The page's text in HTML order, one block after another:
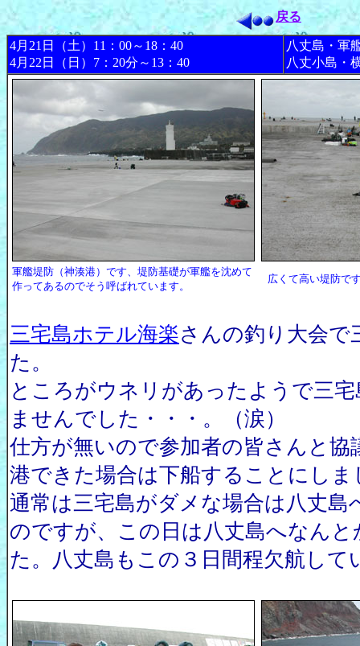
戻る
4月21日（土）11：00～18：40
4月22日（日）7：20分～13：40
八丈島・軍
八丈小島・
軍艦堤防（神湊港）です、堤防基礎が軍艦を沈めて
作ってあるのでそう呼ばれています。
広くて高い堤防で
三宅島ホテル海楽さんの釣り大会で
た。
ところがウネリがあったようで三
ませんでした・・・。（涙）
仕方が無いので参加者の皆さんと協
港できた場合は下船することにしま
通常は三宅島がダメな場合は八丈島
のですが、この日は八丈島へなん
た。八丈島もこの３日間程欠航して